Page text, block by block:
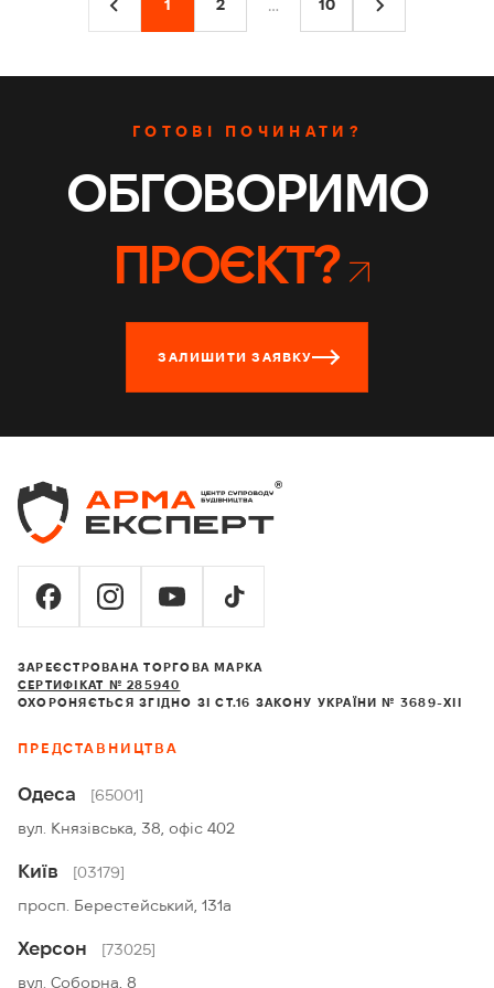
1 2 … 10
ГОТОВІ ПОЧИНАТИ?
ОБГОВОРИМО
ПРОЄКТ?
ЗАЛИШИТИ ЗАЯВКУ
ЗАРЕЄСТРОВАНА ТОРГОВА МАРКА
СЕРТИФІКАТ № 285940
ОХОРОНЯЄТЬСЯ ЗГІДНО ЗІ СТ.16 ЗАКОНУ УКРАЇНИ № 3689-XII
ПРЕДСТАВНИЦТВА
Одеса
[65001]
вул. Князівська, 38, офіс 402
Київ
[03179]
просп. Берестейський, 131а
Херсон
[73025]
вул. Соборна, 8